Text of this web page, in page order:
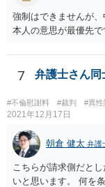
強制はできませんが、
本人の意思が最優先で
7 弁護士さん同
#不倫慰謝料 #裁判 #異
2021年12月17日
朝倉 健太 弁護
こちらが請求側だと
いと思います。 何を